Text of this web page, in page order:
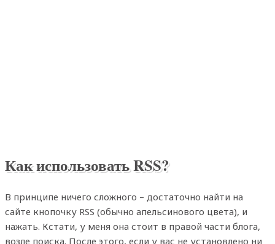
Как использовать RSS?
В принципе ничего сложного – достаточно найти на
сайте кнопочку RSS (обычно апельсинового цвета), и
нажать. Кстати, у меня она стоит в правой части блога,
возле поиска. После этого, если у вас не установлено ни